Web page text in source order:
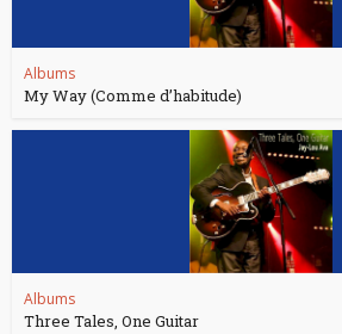
Albums
My Way (Comme d’habitude)
Albums
Three Tales, One Guitar